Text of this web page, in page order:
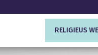
RELIGIEUS